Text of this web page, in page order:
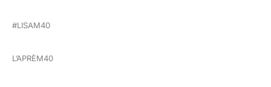
#LISAM40
L’APRÈM40